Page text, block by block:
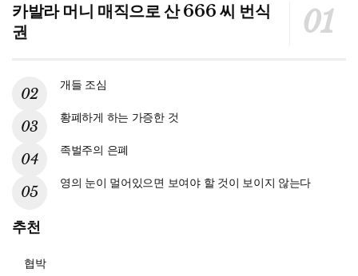
카발라 머니 매직으로 산 666 씨 번식
권
개들 조심
황폐하게 하는 가증한 것
족벌주의 은폐
영의 눈이 멀어있으면 보여야 할 것이 보이지 않는다
추천
협박